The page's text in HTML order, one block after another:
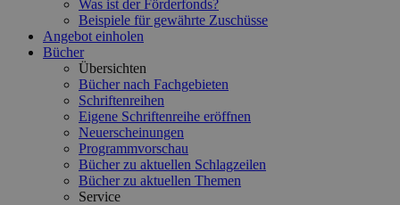
Was ist der Förderfonds?
Beispiele für gewährte Zuschüsse
Angebot einholen
Bücher
Übersichten
Bücher nach Fachgebieten
Schriftenreihen
Eigene Schriftenreihe eröffnen
Neuerscheinungen
Programmvorschau
Bücher zu aktuellen Schlagzeilen
Bücher zu aktuellen Themen
Service